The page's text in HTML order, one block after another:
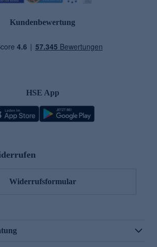
Kundenbewertung
HSE App
Widerrufsformular